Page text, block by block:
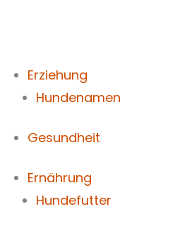
Erziehung
Hundenamen
Gesundheit
Ernährung
Hundefutter